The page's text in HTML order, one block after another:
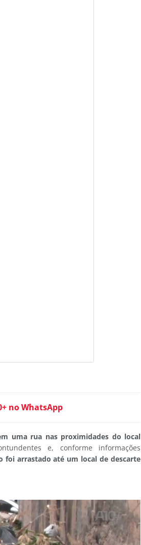
no WhatsApp
uma rua nas proximidades do local
e, conforme informações
foi arrastado até um local de descarte